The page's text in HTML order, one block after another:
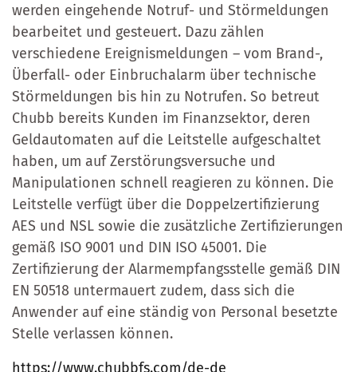
werden eingehende Notruf- und Störmeldungen
bearbeitet und gesteuert. Dazu zählen
verschiedene Ereignismeldungen – vom Brand-,
Überfall- oder Einbruchalarm über technische
Störmeldungen bis hin zu Notrufen. So betreut
Chubb bereits Kunden im Finanzsektor, deren
Geldautomaten auf die Leitstelle aufgeschaltet
haben, um auf Zerstörungsversuche und
Manipulationen schnell reagieren zu können. Die
Leitstelle verfügt über die Doppelzertifizierung
AES und NSL sowie die zusätzliche Zertifizierungen
gemäß ISO 9001 und DIN ISO 45001. Die
Zertifizierung der Alarmempfangsstelle gemäß DIN
EN 50518 untermauert zudem, dass sich die
Anwender auf eine ständig von Personal besetzte
Stelle verlassen können.
https://www.chubbfs.com/de-de